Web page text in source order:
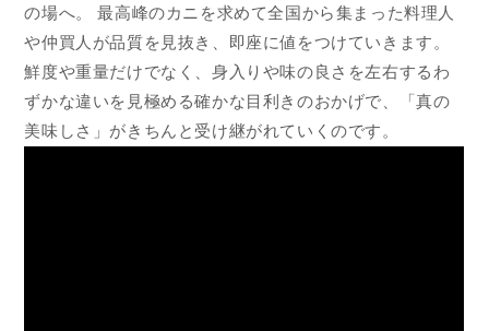
の場へ。 最高峰のカニを求めて全国から集まった料理人
や仲買人が品質を見抜き、即座に値をつけていきます。
鮮度や重量だけでなく、身入りや味の良さを左右するわ
ずかな違いを見極める確かな目利きのおかげで、「真の
美味しさ」がきちんと受け継がれていくのです。